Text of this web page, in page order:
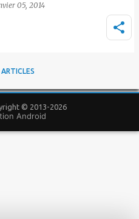
05, 2014
© 2013-2026
Android